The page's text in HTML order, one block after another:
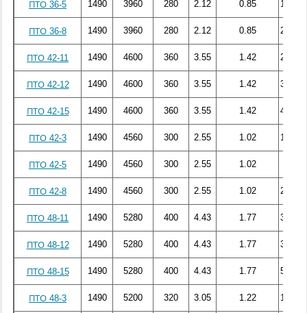
ПТО 36-5 1490 3960 280 2.12 0.85 140.15
ПТО 36-8 1490 3960 280 2.12 0.85 200.21
ПТО 42-11 1490 4600 360 3.55 1.42 283.33
ПТО 42-12 1490 4600 360 3.55 1.42 304.77
ПТО 42-15 1490 4600 360 3.55 1.42 420.65
ПТО 42-3 1490 4560 300 2.55 1.02 106.01
ПТО 42-5 1490 4560 300 2.55 1.02
ПТО 42-8 1490 4560 300 2.55 1.02 283.78
ПТО 48-11 1490 5280 400 4.43 1.77 367.33
ПТО 48-12 1490 5280 400 4.43 1.77 375.85
ПТО 48-15 1490 5280 400 4.43 1.77 508.53
ПТО 48-3 1490 5200 320 3.05 1.22 127.48